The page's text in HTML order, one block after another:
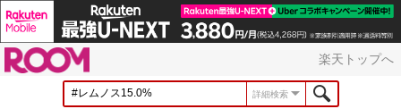
楽天トップへ
詳細検索